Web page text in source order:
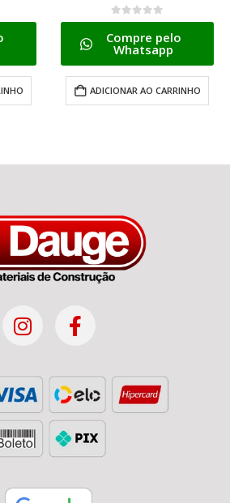
0de 5
Compre pelo
Whatsapp
ADICIONAR AO CARRINHO